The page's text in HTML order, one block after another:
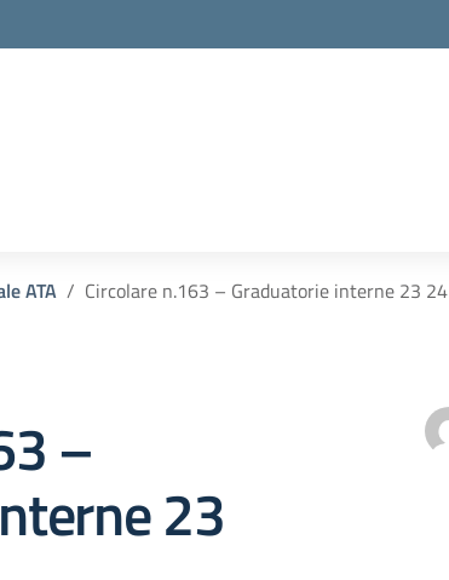
ATA Circolare n.163 – Graduatorie interne 23 24
–
23